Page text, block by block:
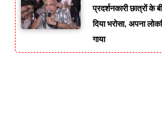
प्रदर्शनकारी छात्रों के
दिया भरोसा, अपना
गाया